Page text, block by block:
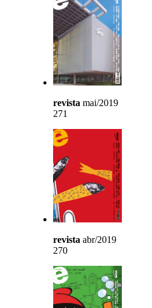
revista mai/2019
271
revista abr/2019
270